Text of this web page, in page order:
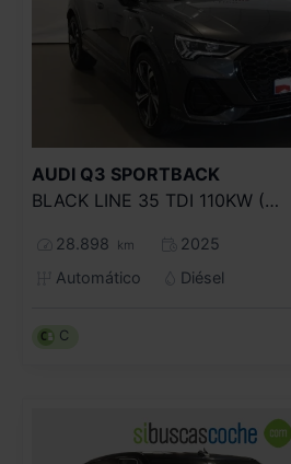
AUDI Q3 SPORTBACK
BLACK LINE 35 TDI 110KW (150CV) S TRONIC
28.898 km
2025
Automático
Diésel
C